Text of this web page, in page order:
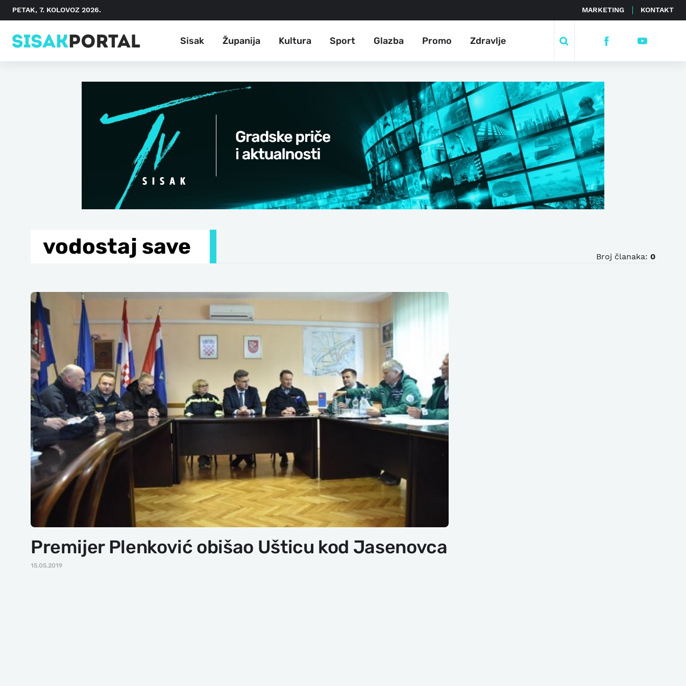
PETAK, 7. KOLOVOZ 2026. MARKETING KONTAKT
Sisak Županija Kultura Sport Glazba Promo Zdravlje
vodostaj save Broj članaka: 0
Premijer Plenković obišao Ušticu kod Jasenovca
15.05.2019